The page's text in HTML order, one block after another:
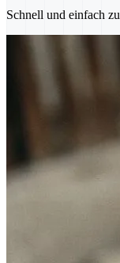
Schnell und einfach